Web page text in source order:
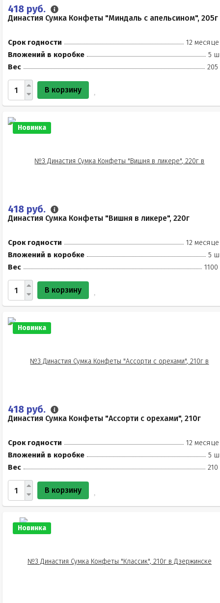
418 руб.
Династия Сумка Конфеты "Миндаль с апельсином", 205г
Срок годности
12
Вложений в коробке
5
Вес
205
В корзину
Новинка
418 руб.
Династия Сумка Конфеты "Вишня в ликере", 220г
Срок годности
12
Вложений в коробке
5
Вес
1100
В корзину
Новинка
418 руб.
Династия Сумка Конфеты "Ассорти с орехами", 210г
Срок годности
12
Вложений в коробке
5
Вес
210
В корзину
Новинка